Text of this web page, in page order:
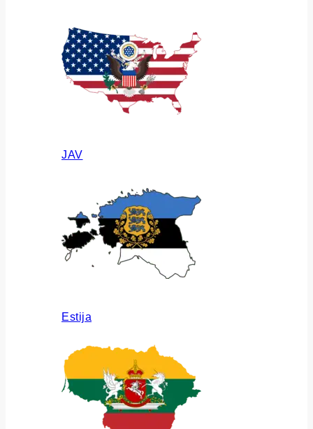
JAV
Estija